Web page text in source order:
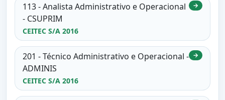
113 - Analista Administrativo e Operacional
- CSUPRIM
CEITEC S/A 2016
→
201 - Técnico Administrativo e Operacional -
ADMINIS
CEITEC S/A 2016
→